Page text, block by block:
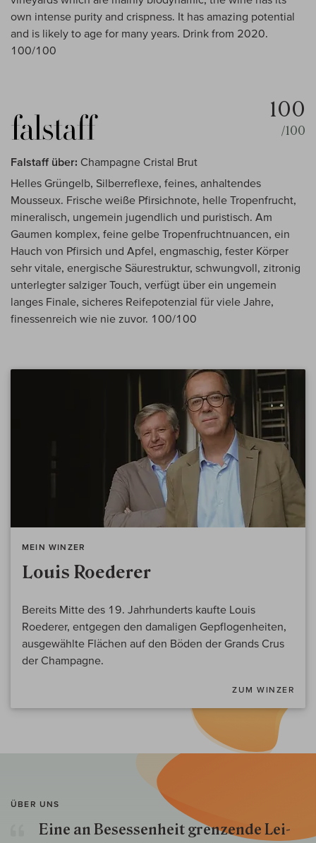
own intense purity and crispness. It has amazing potential
and is likely to age for many years. Drink from 2020.
100/100
100
/100
Falstaff über: Champagne Cristal Brut
Helles Grüngelb, Silberreflexe, feines, anhaltendes
Mousseux. Frische weiße Pfirsichnote, helle Tropenfrucht,
mineralisch, ungemein jugendlich und puristisch. Am
Gaumen komplex, feine gelbe Tropenfruchtnuancen, ein
Hauch von Pfirsich und Apfel, engmaschig, fester Körper
sehr vitale, energische Säurestruktur, schwungvoll, zitronig
unterlegter salziger Touch, verfügt über ein ungemein
langes Finale, sicheres Reifepotenzial für viele Jahre,
finessenreich wie nie zuvor. 100/100
MEIN WINZER
Louis Roederer
Bereits Mitte des 19. Jahrhunderts kaufte Louis
Roederer, entgegen den damaligen Gepflogenheiten,
ausgewählte Flächen auf den Böden der Grands Crus
der Champagne.
ZUM WINZER
ÜBER UNS
Eine an Besessenheit gren­zende Lei­